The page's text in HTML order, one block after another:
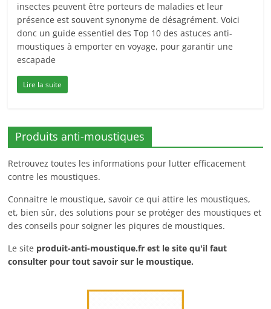
insectes peuvent être porteurs de maladies et leur
présence est souvent synonyme de désagrément. Voici
donc un guide essentiel des Top 10 des astuces anti-
moustiques à emporter en voyage, pour garantir une
escapade
Lire la suite
Produits anti-moustiques
Retrouvez toutes les informations pour lutter efficacement
contre les moustiques.
Connaitre le moustique, savoir ce qui attire les moustiques,
et, bien sûr, des solutions pour se protéger des moustiques et
des conseils pour soigner les piqures de moustiques.
Le site produit-anti-moustique.fr est le site qu'il faut
consulter pour tout savoir sur le moustique.